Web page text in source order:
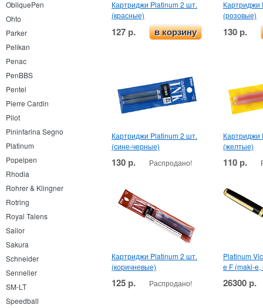
ObliquePen
Ohto
Parker
Pelikan
Penac
PenBBS
Pentel
Pierre Cardin
Pilot
Pininfarina Segno
Platinum
Popelpen
Rhodia
Rohrer & Klingner
Rotring
Royal Talens
Sailor
Sakura
Schneider
Sennelier
SM-LT
Speedball
Картриджи Platinum 2 шт.
(красные)
127 р. в корзину
Картриджи
(розовые)
130 р.
Картриджи Platinum 2 шт.
(сине-черные)
130 р. Распродано!
Картриджи
(желтые)
110 р.
Картриджи Platinum 2 шт.
(коричневые)
125 р. Распродано!
Platinum
e F (maki-
26300 р.